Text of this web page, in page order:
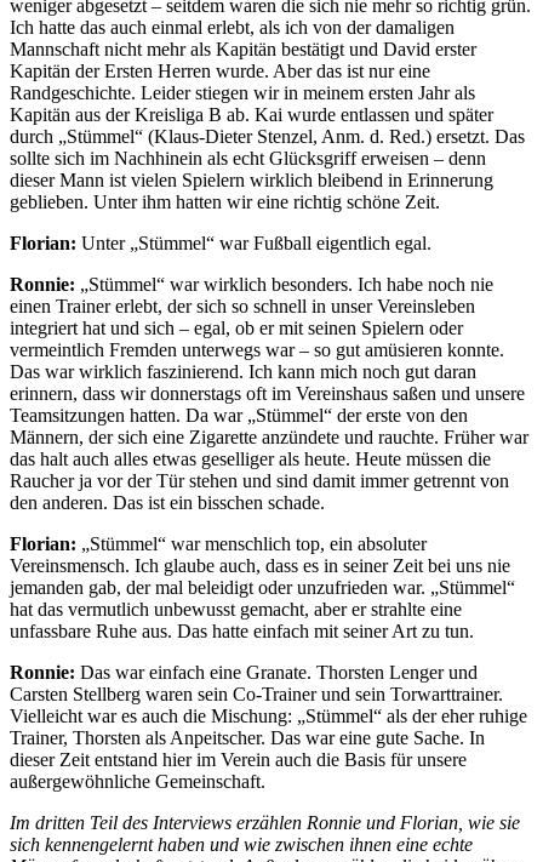
weniger abgesetzt – seitdem waren die sich nie mehr so richtig grün.
Ich hatte das auch einmal erlebt, als ich von der damaligen
Mannschaft nicht mehr als Kapitän bestätigt und David erster
Kapitän der Ersten Herren wurde. Aber das ist nur eine
Randgeschichte. Leider stiegen wir in meinem ersten Jahr als
Kapitän aus der Kreisliga B ab. Kai wurde entlassen und später
durch „Stümmel“ (Klaus-Dieter Stenzel, Anm. d. Red.) ersetzt. Das
sollte sich im Nachhinein als echt Glücksgriff erweisen – denn
dieser Mann ist vielen Spielern wirklich bleibend in Erinnerung
geblieben. Unter ihm hatten wir eine richtig schöne Zeit.
Florian: Unter „Stümmel“ war Fußball eigentlich egal.
Ronnie: „Stümmel“ war wirklich besonders. Ich habe noch nie
einen Trainer erlebt, der sich so schnell in unser Vereinsleben
integriert hat und sich – egal, ob er mit seinen Spielern oder
vermeintlich Fremden unterwegs war – so gut amüsieren konnte.
Das war wirklich faszinierend. Ich kann mich noch gut daran
erinnern, dass wir donnerstags oft im Vereinshaus saßen und unsere
Teamsitzungen hatten. Da war „Stümmel“ der erste von den
Männern, der sich eine Zigarette anzündete und rauchte. Früher war
das halt auch alles etwas geselliger als heute. Heute müssen die
Raucher ja vor der Tür stehen und sind damit immer getrennt von
den anderen. Das ist ein bisschen schade.
Florian: „Stümmel“ war menschlich top, ein absoluter
Vereinsmensch. Ich glaube auch, dass es in seiner Zeit bei uns nie
jemanden gab, der mal beleidigt oder unzufrieden war. „Stümmel“
hat das vermutlich unbewusst gemacht, aber er strahlte eine
unfassbare Ruhe aus. Das hatte einfach mit seiner Art zu tun.
Ronnie: Das war einfach eine Granate. Thorsten Lenger und
Carsten Stellberg waren sein Co-Trainer und sein Torwarttrainer.
Vielleicht war es auch die Mischung: „Stümmel“ als der eher ruhige
Trainer, Thorsten als Anpeitscher. Das war eine gute Sache. In
dieser Zeit entstand hier im Verein auch die Basis für unsere
außergewöhnliche Gemeinschaft.
Im dritten Teil des Interviews erzählen Ronnie und Florian, wie sie
sich kennengelernt haben und wie zwischen ihnen eine echte